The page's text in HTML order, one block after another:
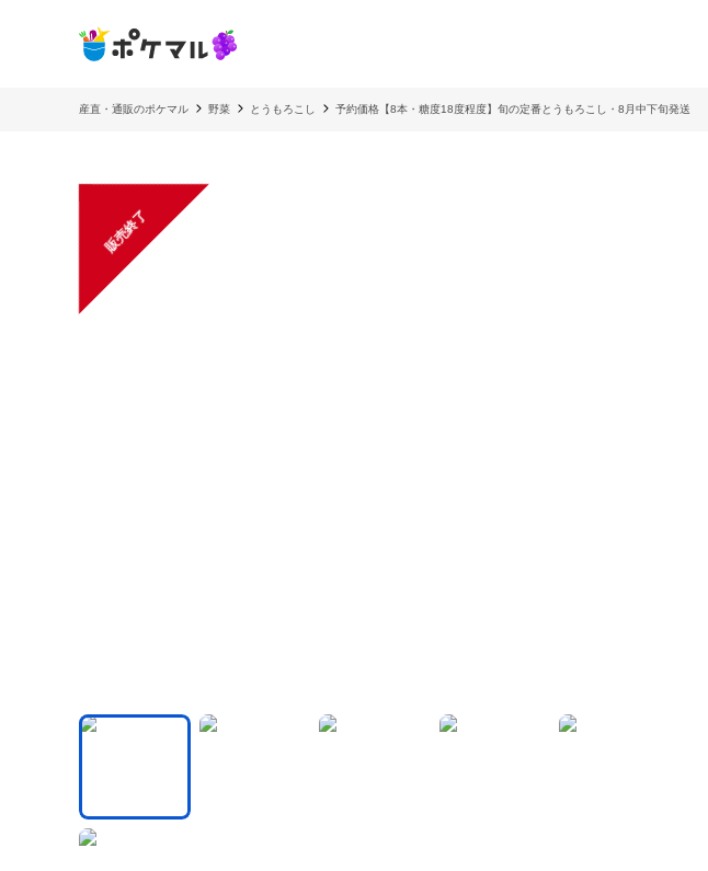
産直・通販のポケマル 野菜 とうもろこし 予約価格【8本・糖度18度程度】旬の定番とうもろこし・8月中下旬発送
販売終了